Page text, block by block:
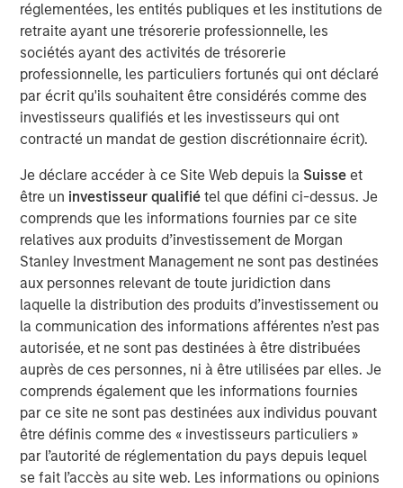
réglementées, les entités publiques et les institutions de
retraite ayant une trésorerie professionnelle, les
sociétés ayant des activités de trésorerie
professionnelle, les particuliers fortunés qui ont déclaré
par écrit qu'ils souhaitent être considérés comme des
investisseurs qualifiés et les investisseurs qui ont
contracté un mandat de gestion discrétionnaire écrit).
Je déclare accéder à ce Site Web depuis la Suisse et
être un investisseur qualifiétel que défini ci-dessus. Je
comprends que les informations fournies par ce site
relatives aux produits d’investissement de Morgan
Stanley Investment Management ne sont pas destinées
aux personnes relevant de toute juridiction dans
laquelle la distribution des produits d’investissement ou
la communication des informations afférentes n’est pas
autorisée, et ne sont pas destinées à être distribuées
auprès de ces personnes, ni à être utilisées par elles. Je
comprends également que les informations fournies
par ce site ne sont pas destinées aux individus pouvant
être définis comme des « investisseurs particuliers »
par l’autorité de réglementation du pays depuis lequel
se fait l’accès au site web. Les informations ou opinions
The "all-weather" thesis for European private credit still
stands. Demand continues to outstrip supply, banks
remain constrained, and a substantial illiquidity premium
persists. This paper addresses the concerns currently
shaping market sentiment: high-profile non-private credit
defaults such as First Brands, AI disruption, and BDCs. It
also examines comparisons to the 2008 financial crisis
and explains why none of these concerns fundamentally
alter the investment case.
Télécharger le PDF
European Private Credit Team
Morgan Stanley European Private Credit provides
privately negotiated, senior secured and subordinated
financings to European middle-market companies. The
team supports companies undergoing a wide range of
transformations, including leveraged buyouts,
management buyouts, acquisitions, growth financings,
refinancings, and recapitalisations.